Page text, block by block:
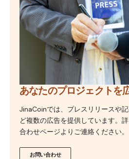
あなたのプロジェクトを
JinaCoinでは、プレスリリースや
ど複数の広告を提供しています。
合わせページよりご連絡ください。
お問い合わせ